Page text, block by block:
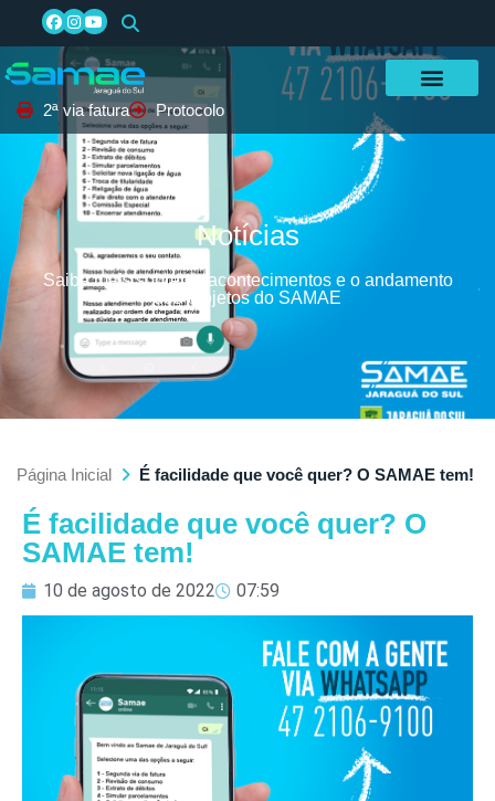
2ª via fatura Protocolo
Notícias
Saiba mais sobre os acontecimentos e o andamento
dos projetos do SAMAE
Página Inicial É facilidade que você quer? O SAMAE tem!
É facilidade que você quer? O
SAMAE tem!
10 de agosto de 2022 07:59